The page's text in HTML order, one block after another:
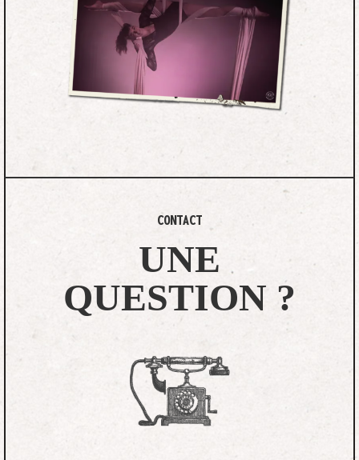
CONTACT
UNE
QUESTION ?